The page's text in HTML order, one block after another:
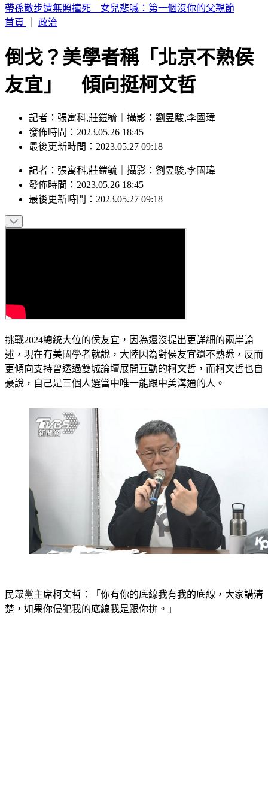
疫苗風暴燒回陳時中！羅旺哲：沈伯洋成受害者
首頁
政治
倒戈？美學者稱「北京不熟侯
友宜」 傾向挺柯文哲
記者：張寓科,莊鎧毓｜攝影：劉昱駿,李國瑋
發佈時間：2023.05.26 18:45
最後更新時間：2023.05.27 09:18
記者 ： 張寓科,莊鎧毓 攝影 ： 劉昱駿,李國瑋
發佈時間： 2023.05.26 18:45
最後更新時間： 2023.05.27 09:18
挑戰2024總統大位的侯友宜，因為還沒提出更詳細的兩岸論
述，現在有美國學者就說，大陸因為對侯友宜還不熟悉，反而
更傾向支持曾透過雙城論壇展開互動的柯文哲，而柯文哲也自
豪說，自己是三個人選當中唯一能跟中美溝通的人。
民眾黨主席柯文哲：「你有你的底線我有我的底線，大家講清
楚，如果你侵犯我的底線我是跟你拚。」